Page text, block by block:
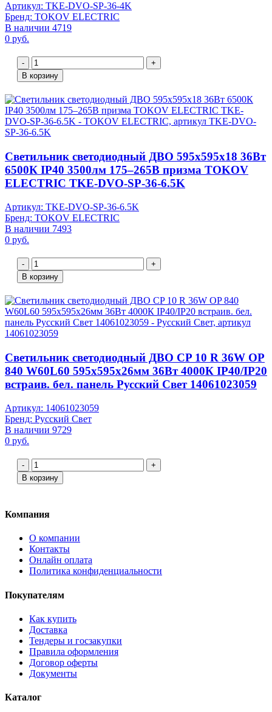
Артикул: TKE-DVO-SP-36-4K
Бренд: TOKOV ELECTRIC
В наличии 4719
0 руб.
-
+
В корзину
Светильник светодиодный ДВО 595х595х18 36Вт
6500К IP40 3500лм 175–265В призма TOKOV
ELECTRIC TKE-DVO-SP-36-6.5K
Артикул: TKE-DVO-SP-36-6.5K
Бренд: TOKOV ELECTRIC
В наличии 7493
0 руб.
-
+
В корзину
Светильник светодиодный ДВО CP 10 R 36W OP
840 W60L60 595х595х26мм 36Вт 4000К IP40/IP20
встраив. бел. панель Русский Свет 14061023059
Артикул: 14061023059
Бренд: Русский Свет
В наличии 9729
0 руб.
-
+
В корзину
Компания
О компании
Контакты
Онлайн оплата
Политика конфиденциальности
Покупателям
Как купить
Доставка
Тендеры и госзакупки
Правила оформления
Договор оферты
Документы
Каталог